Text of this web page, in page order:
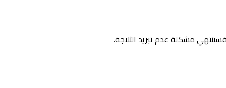
مشكلة عدم تبريد الثلاجة.